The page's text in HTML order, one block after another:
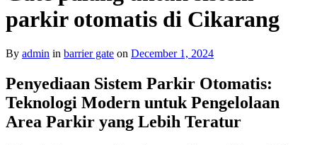
parkir otomatis di Cikarang
By admin in barrier gate on December 1, 2024
Penyediaan Sistem Parkir Otomatis:
Teknologi Modern untuk Pengelolaan
Area Parkir yang Lebih Teratur